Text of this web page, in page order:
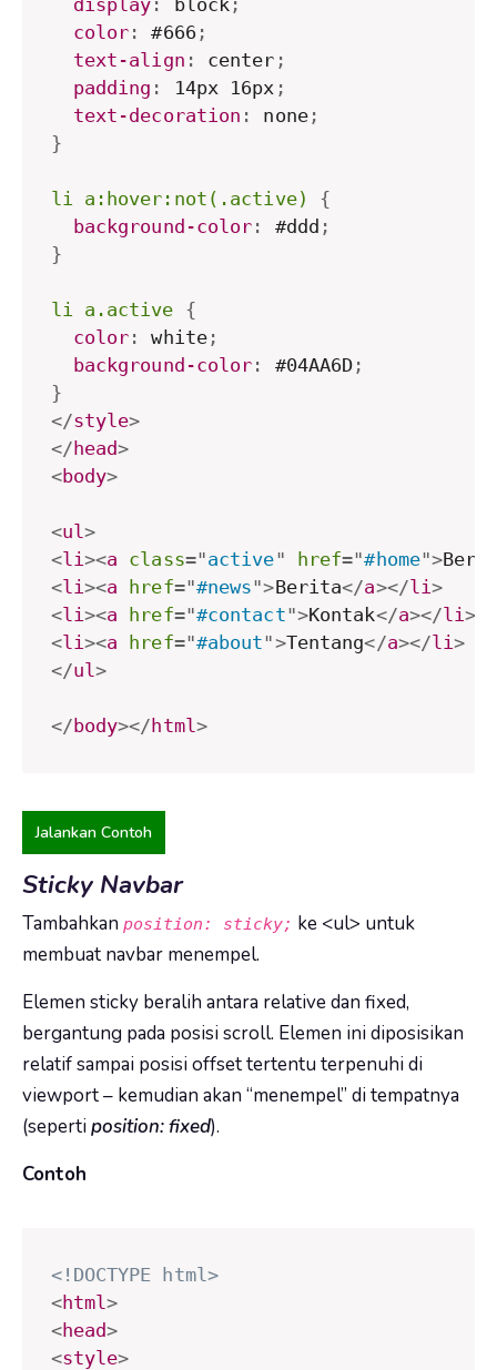
display : block ;
color : #666;
text-align : center ;
padding : 14px 16px ;
text-decoration : none;
}
li a:hover:not(.active)
{
background-color : #ddd ;
}
li a.active {
color : white;
background-color : #04AA6D ;
}
</style>
</ head>
<body>
<ul>
<li><a class="active" href="#home">
<li><a href="#news">Berita</a></li>
<li><a href="#contact">Kontak</a></li>
<li><a href="#about">Tentang</a></li>
</ul>
</ body></ html>
Jalankan Contoh
Sticky Navbar
Tambahkan position: sticky; ke <ul> untuk
membuat navbar menempel.
Elemen sticky beralih antara relative dan fixed,
bergantung pada posisi scroll. Elemen ini diposisikan
relatif sampai posisi offset tertentu terpenuhi di
viewport – kemudian akan “menempel” di tempatnya
(sepertiposition: fixed).
Contoh
<!DOCTYPE html>
<html>
<head>
<style>